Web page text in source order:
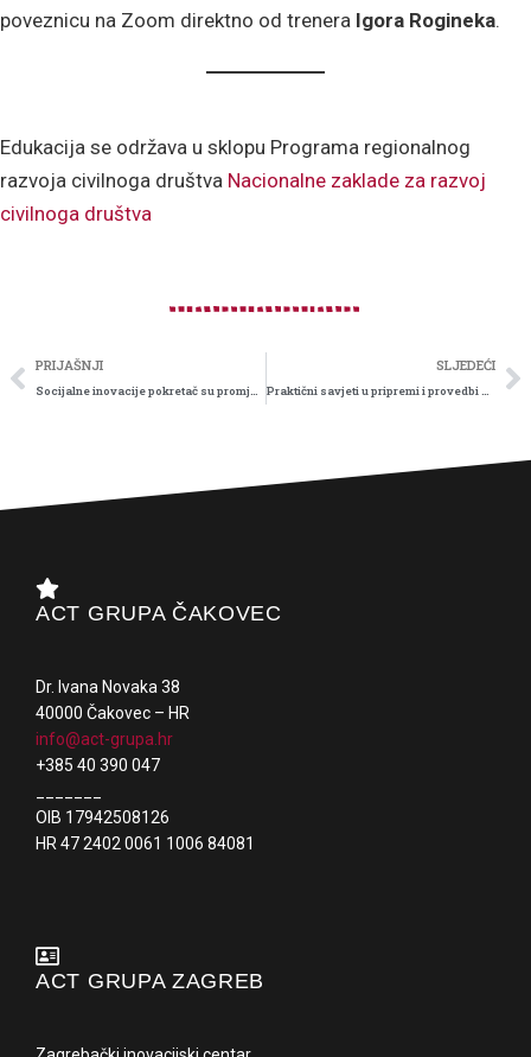
poveznicu na Zoom direktno od trenera Igora Rogineka.
Edukacija se održava u sklopu Programa regionalnog
razvoja civilnoga društva Nacionalne zaklade za razvoj
civilnoga društva
Prev
PRIJAŠNJI
Socijalne inovacije pokretač su promjena
SLJEDEĆI
Praktični savjeti u pripremi i provedbi projekata
ACT GRUPA ČAKOVEC
Dr. Ivana Novaka 38
40000 Čakovec – HR
info@act-grupa.hr
+385 40 390 047
OIB 17942508126
HR 47 2402 0061 1006 84081
ACT GRUPA ZAGREB